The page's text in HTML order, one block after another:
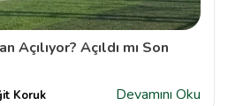
Açılıyor? Açıldı mı Son
Koruk Devamını Oku